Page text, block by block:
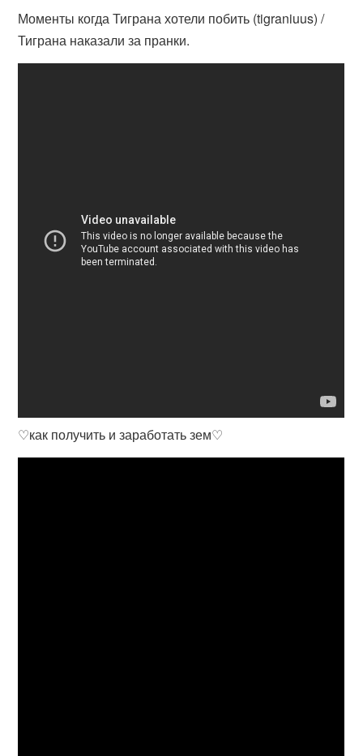
Моменты когда Тиграна хотели побить (tigraniuus) /
Тиграна наказали за пранки.
♡как получить и заработать зем♡